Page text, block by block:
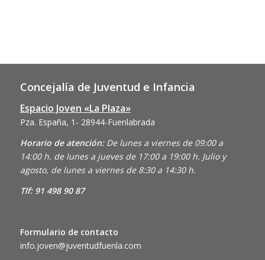
Concejalía de Juventud e Infancia
Espacio Joven «La Plaza»
Pza. España, 1- 28944-Fuenlabrada
Horario de atención: De lunes a viernes de 09:00 a
14:00 h. de lunes a jueves de 17:00 a 19:00 h. Julio y
agosto, de lunes a viernes de 8:30 a 14:30 h.
Tlf: 91 498 90 87
Formulario de contacto
info.joven@juventudfuenla.com